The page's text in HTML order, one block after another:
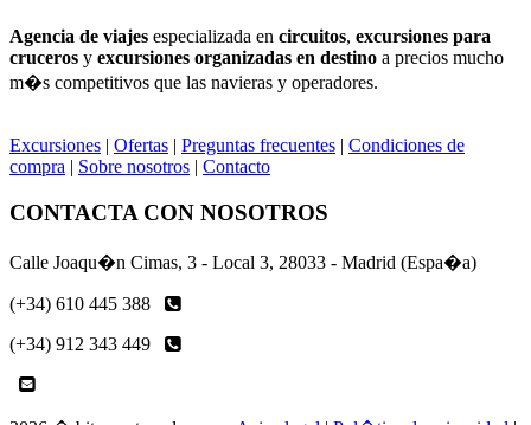
Agencia de viajes especializada en circuitos, excursiones para
cruceros y excursiones organizadas en destino a precios mucho
m�s competitivos que las navieras y operadores.
Excursiones | Ofertas | Preguntas frecuentes | Condiciones de
compra | Sobre nosotros | Contacto
CONTACTA CON NOSOTROS
Calle Joaqu�n Cimas, 3 - Local 3, 28033 - Madrid (Espa�a)
(+34) 610 445 388
(+34) 912 343 449